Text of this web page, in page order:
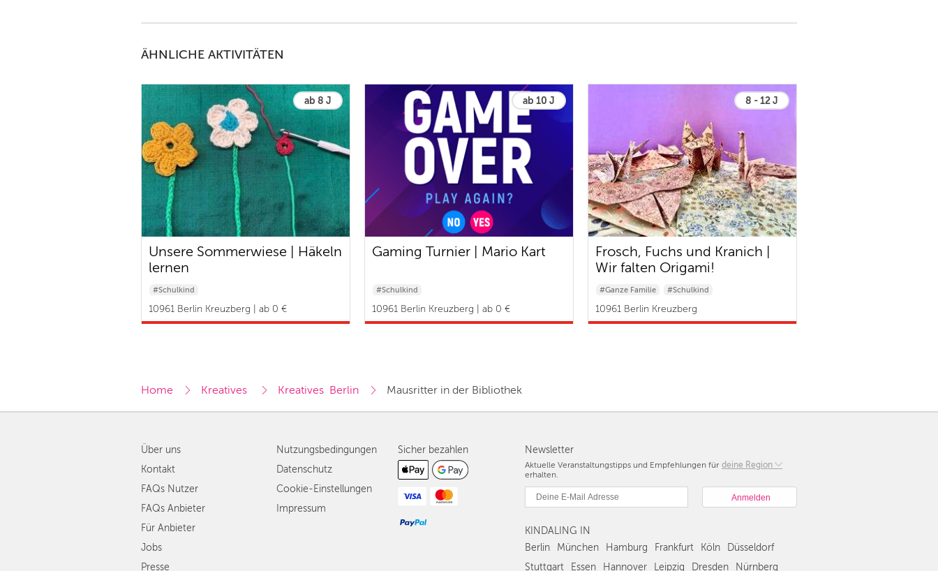
ÄHNLICHE AKTIVITÄTEN
ab 8 J
Unsere Sommerwiese | Häkeln
lernen
#Schulkind
10961 Berlin Kreuzberg | ab 0 €
ab 10 J
Gaming Turnier | Mario Kart
#Schulkind
10961 Berlin Kreuzberg | ab 0 €
8 - 12 J
Frosch, Fuchs und Kranich |
Wir falten Origami!
#Ganze Familie #Schulkind
10961 Berlin Kreuzberg
Home Kreatives Kreatives  Berlin Mausritter in der Bibliothek
Newsletter
Aktuelle Veranstaltungstipps und Empfehlungen für deine Region
Berlin
Hamburg
Düsseldorf
Stuttgart
erhalten.
KINDALING IN
Berlin
München Hamburg Frankfurt Köln
Düsseldorf
Stuttgart
Essen Hannover Leipzig Dresden Nürnberg
Über uns
Kontakt
FAQs Nutzer
FAQs Anbieter
Für Anbieter
Jobs
Presse
Nutzungsbedingungen
Datenschutz
Cookie-Einstellungen
Impressum
Sicher bezahlen